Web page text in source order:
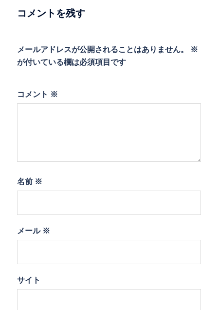
ョコメントを残す
メールアドレスが公開されることはありません。
※
が付いている欄は必須項目です
コメント ※
名前 ※
メール ※
サイト